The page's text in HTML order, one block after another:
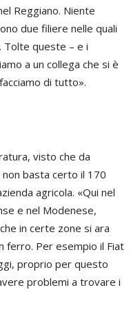
Reggiano. Niente
due filiere nelle quali
Tolte queste – e i
a un collega che si è
di tutto».
visto che da
basta certo il 170
agricola. «Qui nel
e nel Modenese,
in certe zone si ara
ferro. Per esempio il Fiat
proprio per questo
problemi a trovare i